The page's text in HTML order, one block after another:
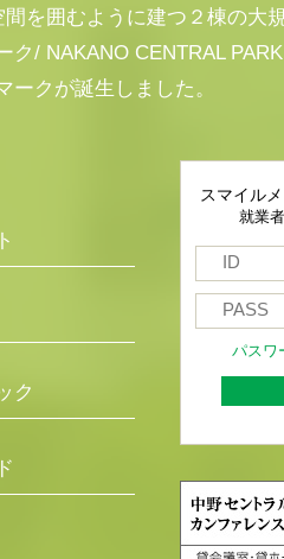
を囲むように建つ２棟の大
ク/ NAKANO CENTRAL
ークが誕生しました。
ク
スマイル
就業
パスワ